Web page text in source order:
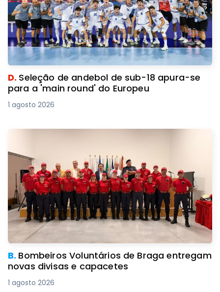
D. Seleção de andebol de sub-18 apura-se
para a 'main round' do Europeu
1 agosto 2026
B. Bombeiros Voluntários de Braga entregam
novas divisas e capacetes
1 agosto 2026